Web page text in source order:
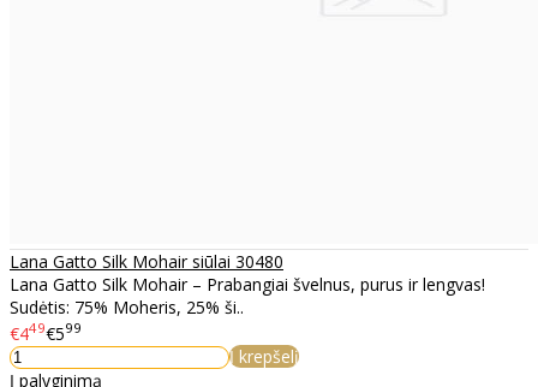
Lana Gatto Silk Mohair siūlai 30480
Lana Gatto Silk Mohair – Prabangiai švelnus, purus ir lengvas!
Sudėtis: 75% Moheris, 25% ši..
€449€599
Į krepšelį
Į palyginimą